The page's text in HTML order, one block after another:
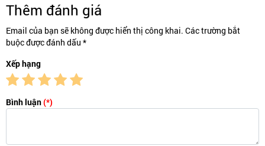
Thêm đánh giá
Email của bạn sẽ không được hiển thị công khai. Các trường bắt
buộc được đánh dấu *
Xếp hạng
Bình luận(*)